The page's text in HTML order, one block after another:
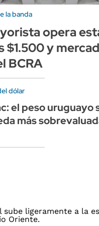
la banda
opera
$1.500 y
BCRA
dólar
el peso uruguayo
más